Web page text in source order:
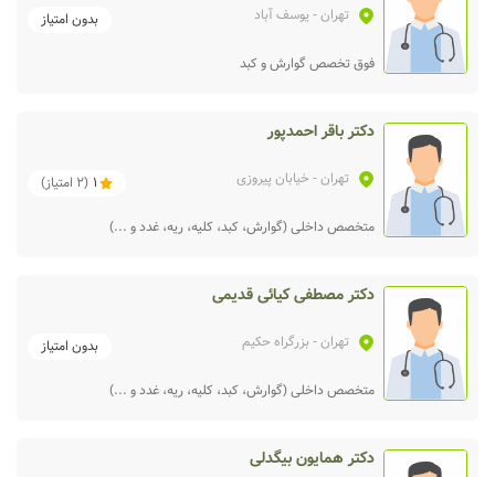
تهران- یوسف آباد بدون امتیاز
فوق تخصص گوارش و کبد
دکتر باقر احمدپور
تهران- خیابان پیروزی 1
(
2 امتیاز)
متخصص داخلی (گوارش، کبد، کلیه، ریه، غدد و ...)
دکتر مصطفی کیائی قدیمی
تهران- بزرگراه حکیم بدون امتیاز
متخصص داخلی (گوارش، کبد، کلیه، ریه، غدد و ...)
دکتر همایون بیگدلی